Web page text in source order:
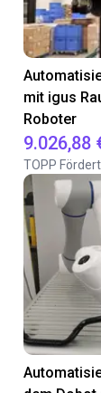
mit igus
Roboter
9.026,88
TOPP